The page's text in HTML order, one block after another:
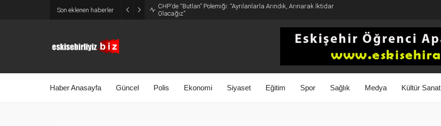
Son eklenen haberler
CHP’de “Butlan” Polemiği: “Ayrılanlarla Arındık, Arınarak İktidar
Olacağız”
Haber Anasayfa Güncel Polis Ekonomi Siyaset Eğitim Spor Sağlık Medya Kültür Sanat